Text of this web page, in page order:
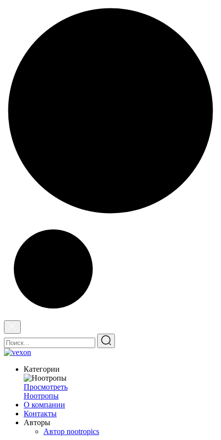
Категории
Просмотреть
Ноотропы
О компании
Контакты
Авторы
Автор nootropics